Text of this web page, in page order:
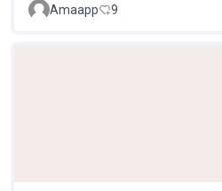
Amaapp 9